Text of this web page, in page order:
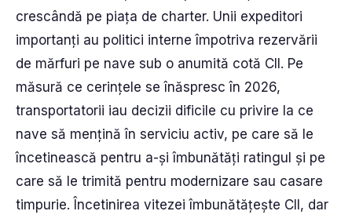
crescândă pe piața de charter. Unii expeditori
importanți au politici interne împotriva rezervării
de mărfuri pe nave sub o anumită cotă CII. Pe
măsură ce cerințele se înăspresc în 2026,
transportatorii iau decizii dificile cu privire la ce
nave să mențină în serviciu activ, pe care să le
încetinească pentru a-și îmbunătăți ratingul și pe
care să le trimită pentru modernizare sau casare
timpurie. Încetinirea vitezei îmbunătățește CII, dar